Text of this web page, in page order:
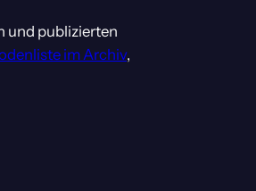
und publizierten
im Archiv,